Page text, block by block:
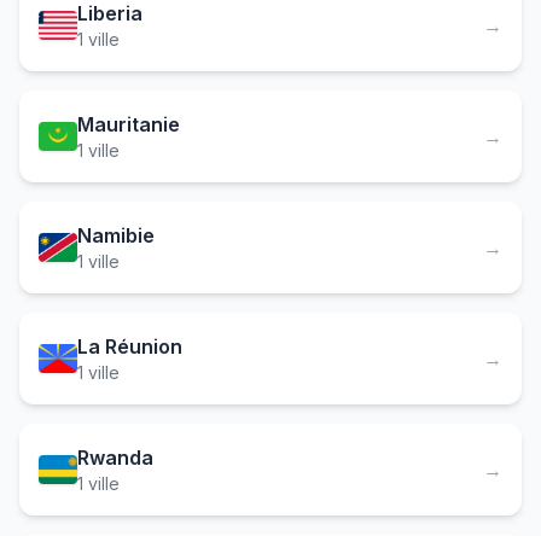
Liberia
1 ville
→
Mauritanie
1 ville
→
Namibie
1 ville
→
La Réunion
1 ville
→
Rwanda
1 ville
→